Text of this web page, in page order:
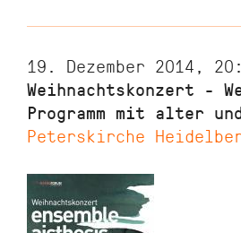
19. Dezember 2014,
Weihnachtskonzert -
Programm mit alter
Peterskirche